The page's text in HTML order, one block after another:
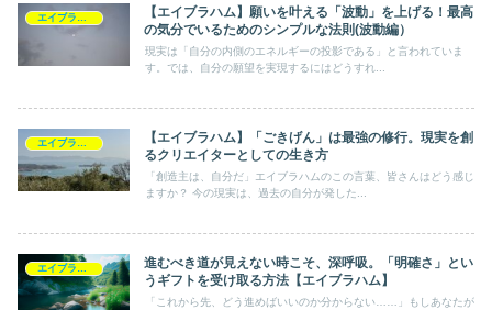
エイブラハム
【エイブラハム】願いを叶える「波動」を上げる！最高
の気分でいるためのシンプルな法則(波動編）
現実は「自分の内側のエネルギーの投影である」と言われていま
す。では、自分の願望を実現するにはどうすれ...
エイブラハム
【エイブラハム】「ごきげん」は最強の修行。現実を創
るクリエイターとしての生き方
「創造主は、自分だ」エイブラハムのこの言葉、皆さんはどう感じ
ますか？ 今の現実は、過去の自分が発した...
エイブラハム
進むべき道が見えない時こそ、深呼吸。「明確さ」とい
うギフトを受け取る方法【エイブラハム】
「これから先、どう進めばいいのか分からない……」もしあなたが